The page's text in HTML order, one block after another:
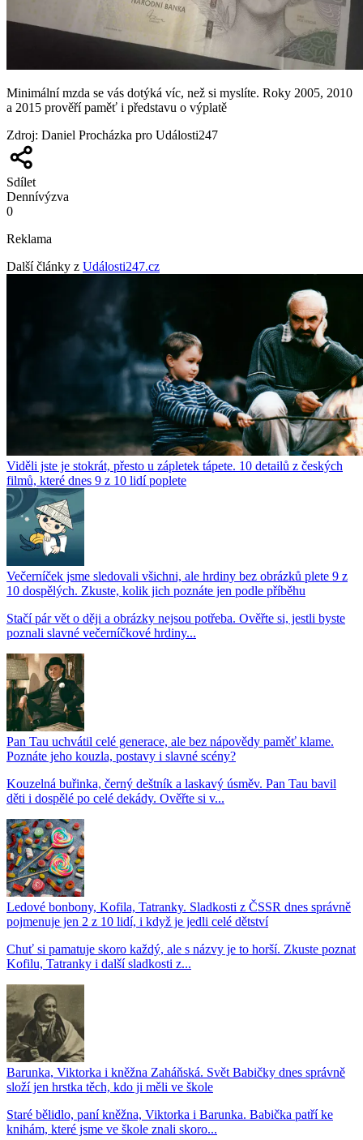
Minimální mzda se vás dotýká víc, než si myslíte. Roky 2005, 2010
a 2015 prověří paměť i představu o výplatě
Zdroj: Daniel Procházka pro Události247
Sdílet
Dennívýzva
0
Reklama
Další články z Události247.cz
Viděli jste je stokrát, přesto u zápletek tápete. 10 detailů z českých
filmů, které dnes 9 z 10 lidí poplete
Večerníček jsme sledovali všichni, ale hrdiny bez obrázků plete 9 z
10 dospělých. Zkuste, kolik jich poznáte jen podle příběhu
Stačí pár vět o ději a obrázky nejsou potřeba. Ověřte si, jestli byste
poznali slavné večerníčkové hrdiny...
Pan Tau uchvátil celé generace, ale bez nápovědy paměť klame.
Poznáte jeho kouzla, postavy i slavné scény?
Kouzelná buřinka, černý deštník a laskavý úsměv. Pan Tau bavil
děti i dospělé po celé dekády. Ověřte si v...
Ledové bonbony, Kofila, Tatranky. Sladkosti z ČSSR dnes správně
pojmenuje jen 2 z 10 lidí, i když je jedli celé dětství
Chuť si pamatuje skoro každý, ale s názvy je to horší. Zkuste poznat
Kofilu, Tatranky i další sladkosti z...
Barunka, Viktorka i kněžna Zaháňská. Svět Babičky dnes správně
složí jen hrstka těch, kdo ji měli ve škole
Staré bělidlo, paní kněžna, Viktorka i Barunka. Babička patří ke
knihám, které jsme ve škole znali skoro...